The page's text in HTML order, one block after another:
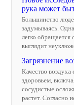
рука может
Большинство
задумываясь.
легко
выглядит
Загрязнение
Качество
здоровьем,
сосудистые
растет. Согласно